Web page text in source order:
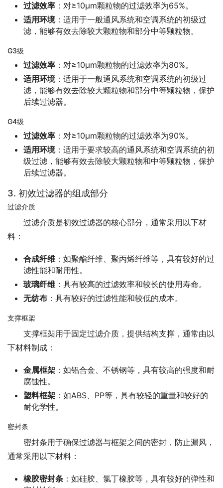
过滤效率 ：对≥10μm颗粒物的过滤效率为65%。
适用环境：适用于一般通风系统和空调系统的初级过
滤，能够有效去除较大颗粒物和部分中等颗粒物。
G3级
过滤效率 ：对≥10μm颗粒物的过滤效率为80%。
适用环境：适用于一般通风系统和空调系统的初级过
滤，能够有效去除较大颗粒物和部分中等颗粒物，保护
后续过滤器。
G4级
过滤效率 ：对≥10μm颗粒物的过滤效率为90%。
适用环境：适用于要求较高的通风系统和空调系统的初
级过滤，能够有效去除较大颗粒物和中等颗粒物，保护
后续过滤器。
3. 初效过滤器的组成部分
过滤介质
过滤介质是初效过滤器的核心部分，通常采用以下材
料：
合成纤维 ：如聚酯纤维、聚丙烯纤维等，具有较好的过
滤性能和耐用性。
玻璃纤维 ：具有较高的过滤效率和较长的使用寿命。
无纺布 ：具有较好的过滤性能和较低的成本。
支撑框架
支撑框架用于固定过滤介质，提供结构支撑，通常由以
下材料制成：
金属框架 ：如铝合金、不锈钢等，具有较高的强度和耐
腐蚀性。
塑料框架 ：如ABS、PP等，具有较轻的重量和较好的
耐化学性。
密封条
密封条用于确保过滤器与框架之间的密封，防止漏风，
通常采用以下材料：
橡胶密封条 ：如硅胶、氯丁橡胶等，具有较好的弹性和